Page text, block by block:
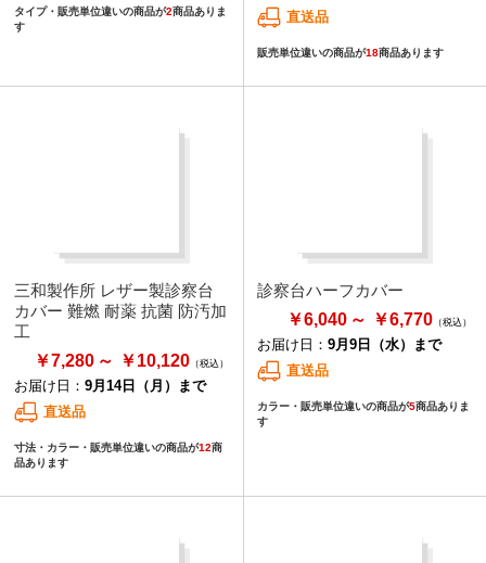
タイプ・販売単位違いの商品が2商品ありま
す
直送品
販売単位違いの商品が18商品あります
三和製作所 レザー製診察台
カバー 難燃 耐薬 抗菌 防汚加
工
￥7,280
￥10,120
お届け日： 9月14日（月）まで
直送品
寸法・カラー・販売単位違いの商品が12商
品あります
診察台ハーフカバー
￥6,040
￥6,770
お届け日： 9月9日（水）まで
直送品
カラー・販売単位違いの商品が5商品ありま
す